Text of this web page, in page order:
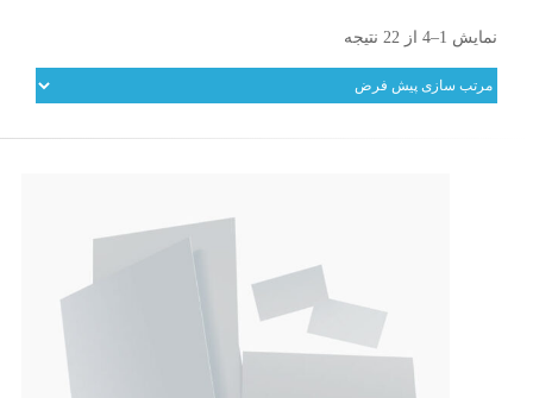
نمایش 1–4 از 22 نتیجه